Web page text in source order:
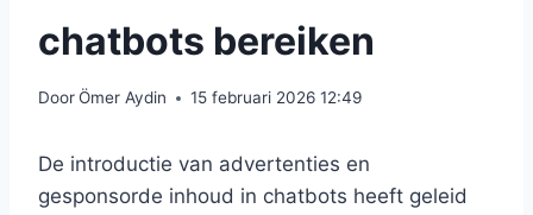
chatbots bereiken
DoorÖmer Aydin 15 februari 2026 12:49
De introductie van advertenties en
gesponsorde inhoud in chatbots heeft geleid